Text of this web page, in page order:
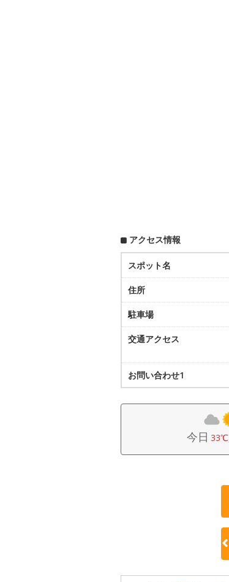
アクセス情報
スポット名
住所
駐車場
交通アクセス
お問い合わせ1
今日 33℃